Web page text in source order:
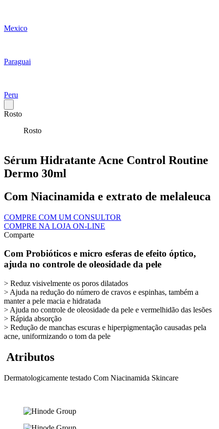
Mexico
Paraguai
Peru
Rosto
Rosto
Sérum Hidratante Acne Control Routine
Dermo 30ml
Com Niacinamida e extrato de melaleuca
COMPRE COM UM CONSULTOR
COMPRE NA LOJA ON-LINE
Comparte
Com Probióticos e micro esferas de efeito óptico,
ajuda no controle de oleosidade da pele
> Reduz visivelmente os poros dilatados
> Ajuda na redução do número de cravos e espinhas, também a
manter a pele macia e hidratada
> Ajuda no controle de oleosidade da pele e vermelhidão das lesões
> Rápida absorção
> Redução de manchas escuras e hiperpigmentação causadas pela
acne, uniformizando o tom da pele
Atributos
Dermatologicamente testado Com Niacinamida Skincare